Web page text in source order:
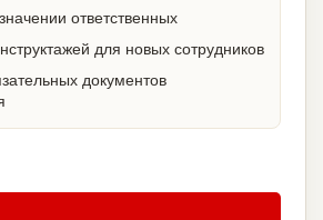
ответственных
для новых сотрудников
документов